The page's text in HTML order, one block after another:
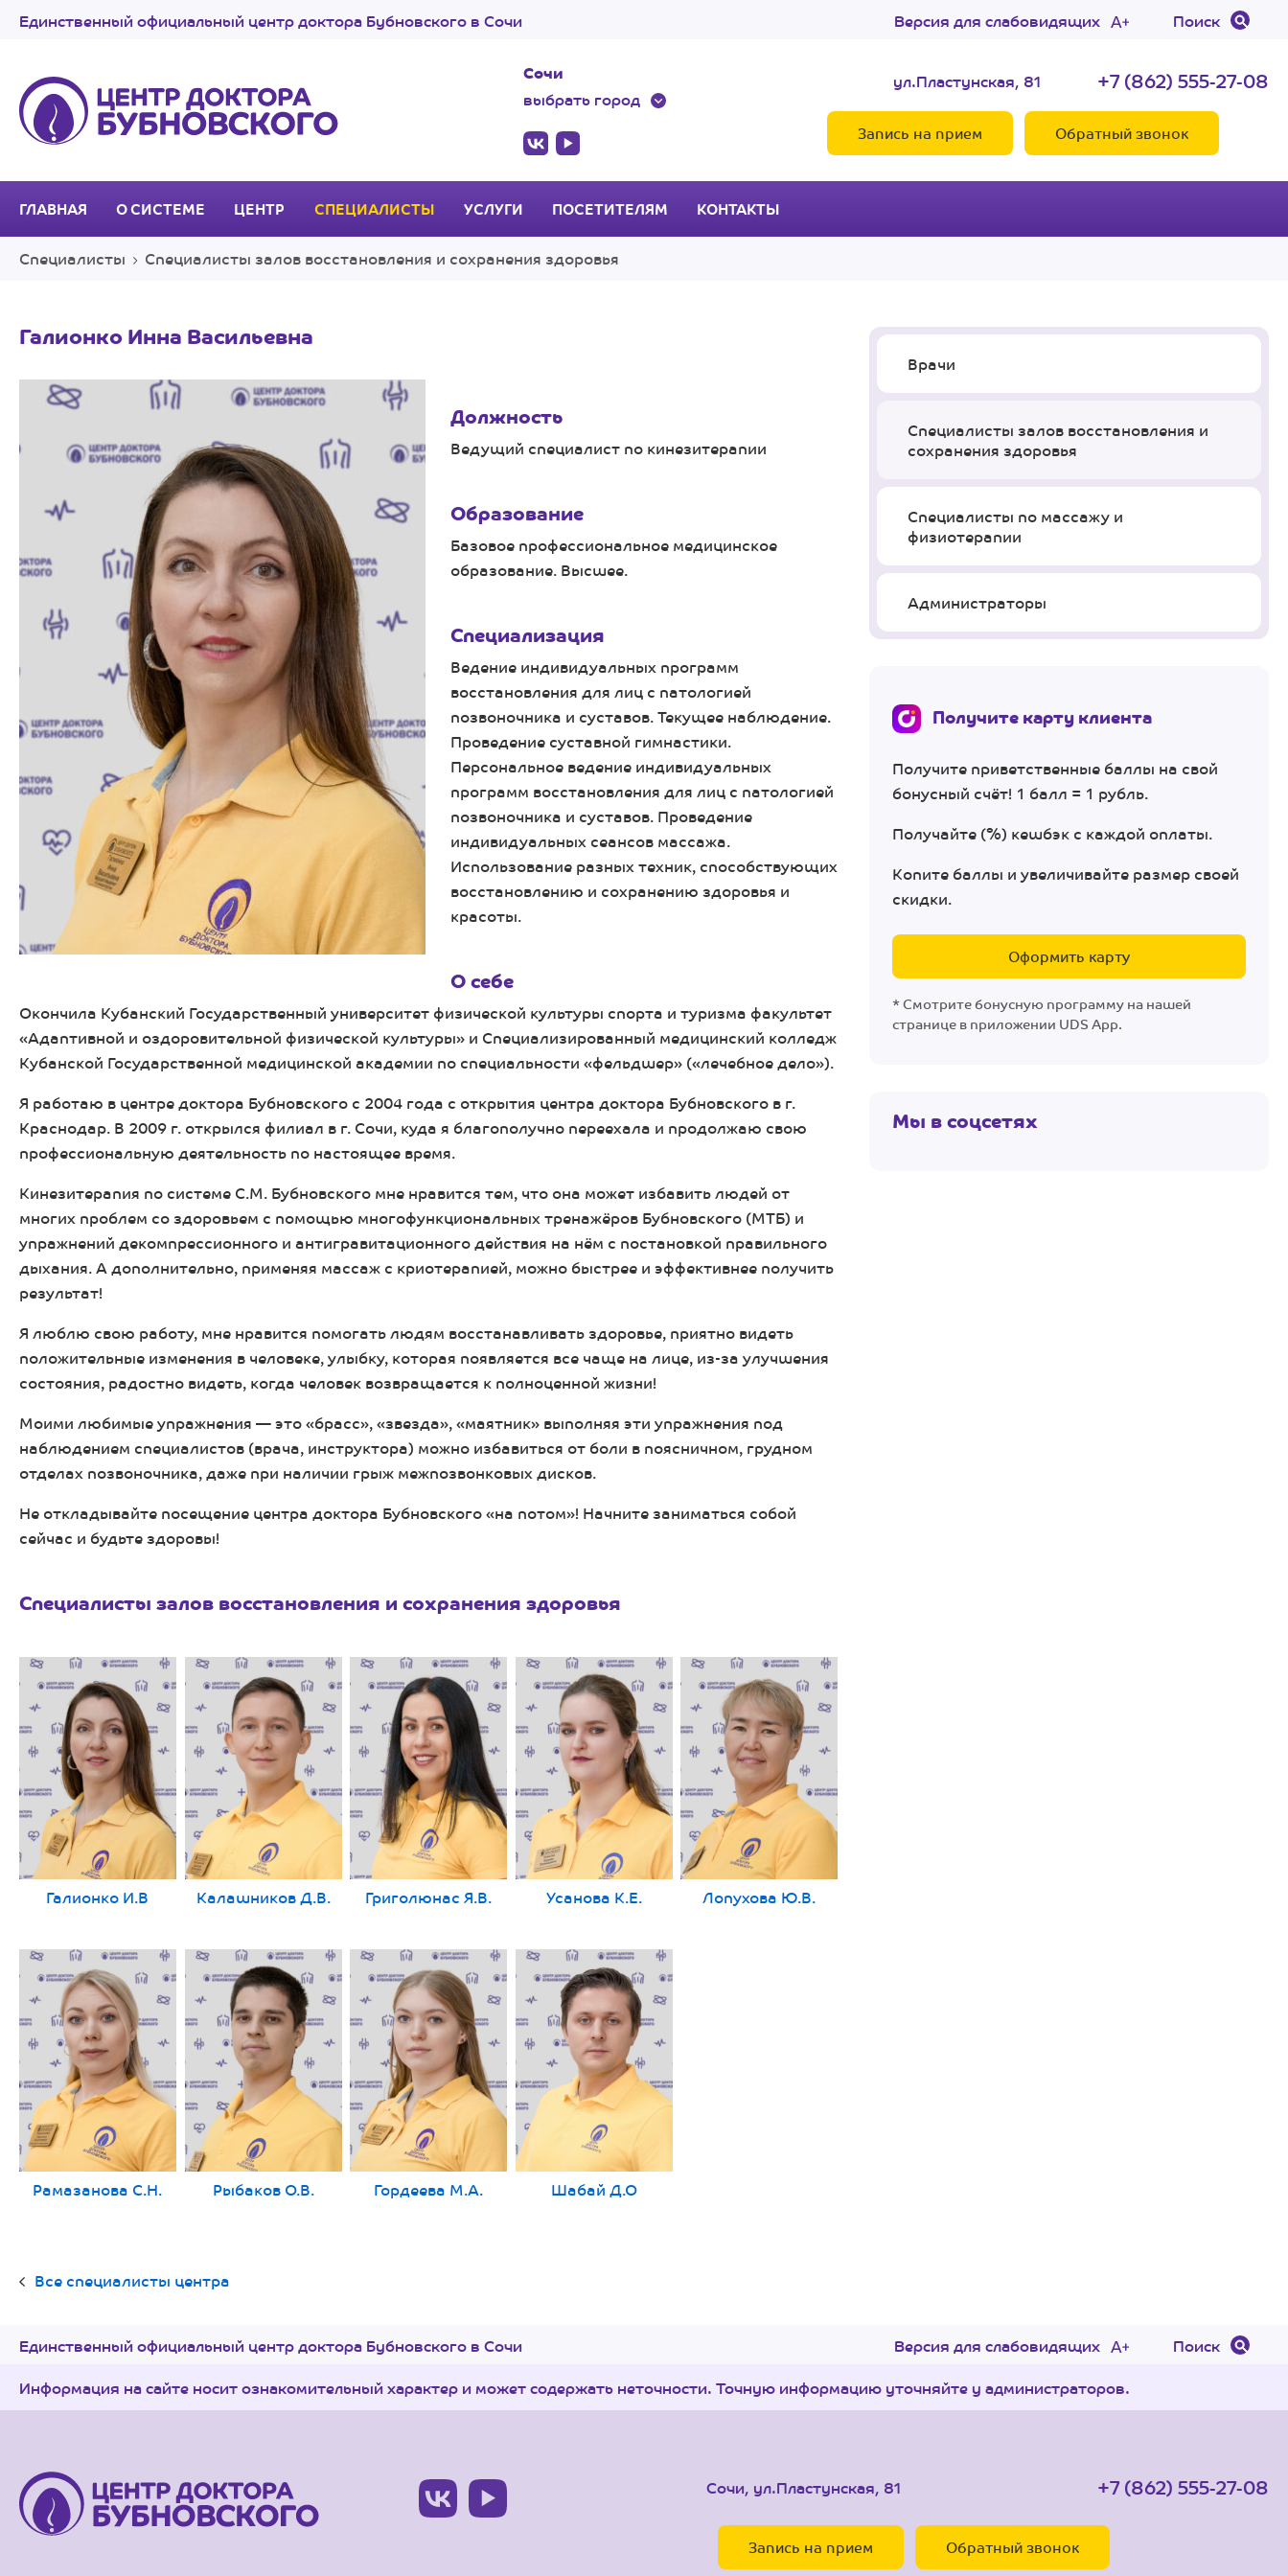
Единственный официальный центр доктора Бубновского в Сочи Версия для слабовидящих
Поиск
Сочи
выбрать город
ул.Пластунская, 81 +7 (862) 555-27-08
Запись на прием Обратный звонок
ГЛАВНАЯ О СИСТЕМЕ ЦЕНТР СПЕЦИАЛИСТЫ УСЛУГИ ПОСЕТИТЕЛЯМ КОНТАКТЫ
Специалисты Специалисты залов восстановления и сохранения здоровья
Врачи
Специалисты залов восстановления и
сохранения здоровья
Специалисты по массажу и
физиотерапии
Администраторы
Получите карту клиента
Получите приветственные баллы на свой
бонусный счёт! 1 балл = 1 рубль.
Получайте (%) кешбэк с каждой оплаты.
Копите баллы и увеличивайте размер своей
скидки.
Оформить карту
* Смотрите бонусную программу на нашей
странице в приложении UDS App.
Мы в соцсетях
Галионко Инна Васильевна
Должность
Ведущий специалист по кинезитерапии
Образование
Базовое профессиональное медицинское
образование. Высшее.
Специализация
Ведение индивидуальных программ
восстановления для лиц с патологией
позвоночника и суставов. Текущее наблюдение.
Проведение суставной гимнастики.
Персональное ведение индивидуальных
программ восстановления для лиц с патологией
позвоночника и суставов. Проведение
индивидуальных сеансов массажа.
Использование разных техник, способствующих
восстановлению и сохранению здоровья и
красоты.
О себе
Окончила Кубанский Государственный университет физической культуры спорта и туризма факультет
«Адаптивной и оздоровительной физической культуры» и Специализированный медицинский колледж
Кубанской Государственной медицинской академии по специальности «фельдшер» («лечебное дело»).
Я работаю в центре доктора Бубновского с 2004 года с открытия центра доктора Бубновского в г.
Краснодар. В 2009 г. открылся филиал в г. Сочи, куда я благополучно переехала и продолжаю свою
профессиональную деятельность по настоящее время.
Кинезитерапия по системе С.М. Бубновского мне нравится тем, что она может избавить людей от
многих проблем со здоровьем с помощью многофункциональных тренажёров Бубновского (МТБ) и
упражнений декомпрессионного и антигравитационного действия на нём с постановкой правильного
дыхания. А дополнительно, применяя массаж с криотерапией, можно быстрее и эффективнее получить
результат!
Я люблю свою работу, мне нравится помогать людям восстанавливать здоровье, приятно видеть
положительные изменения в человеке, улыбку, которая появляется все чаще на лице, из-за улучшения
состояния, радостно видеть, когда человек возвращается к полноценной жизни!
Моими любимые упражнения — это «брасс», «звезда», «маятник» выполняя эти упражнения под
наблюдением специалистов (врача, инструктора) можно избавиться от боли в поясничном, грудном
отделах позвоночника, даже при наличии грыж межпозвонковых дисков.
Не откладывайте посещение центра доктора Бубновского «на потом»! Начните заниматься собой
сейчас и будьте здоровы!
Специалисты залов восстановления и сохранения здоровья
Галионко И.В Калашников Д.В. Григолюнас Я.В. Усанова К.Е. Лопухова Ю.В.
Рамазанова С.Н. Рыбаков О.В. Гордеева М.А. Шабай Д.О
Все специалисты центра
Единственный официальный центр доктора Бубновского в Сочи Версия для слабовидящих
Поиск
Информация на сайте носит ознакомительный характер и может содержать неточности. Точную информацию уточняйте у администраторов.
Сочи, ул.Пластунская, 81 +7 (862) 555-27-08
Запись на прием Обратный звонок